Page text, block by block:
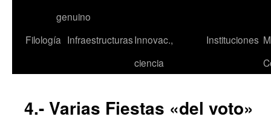
contenido
genuino
Filología InfraestructurasInnovac.,
ciencia
Instituciones
4.- Varias Fiestas «del voto»